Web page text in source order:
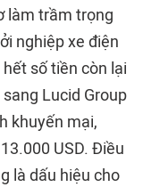
làm trầm trọng
nghiệp xe điện
số tiền còn lại
Lucid Group
khuyến mại,
USD. Điều
là dấu hiệu cho